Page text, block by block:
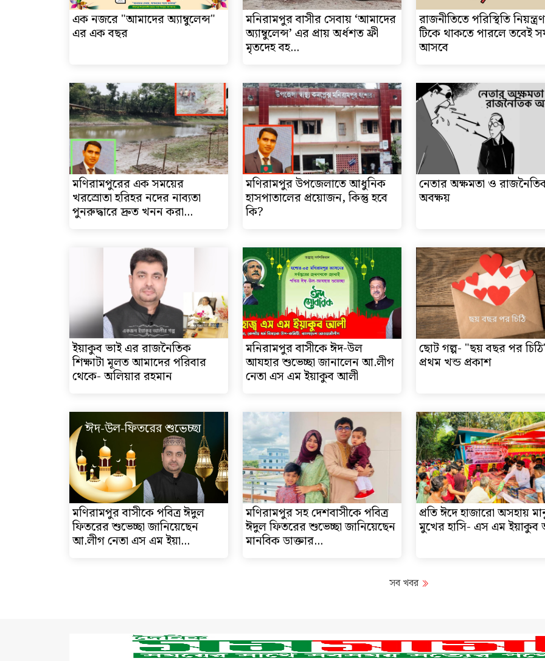
এক নজরে "আমাদের অ্যাম্বুলেন্স"
এর এক বছর
মনিরামপুর বাসীর সেবায় ‘আমাদের
অ্যাম্বুলেন্স’ এর প্রায় অর্ধশত ফ্রী
মৃতদেহ বহ...
রাজনীতিতে পরিস্থিতি
টিকে থাকতে পারলে তবেই
আসবে
মণিরামপুরের এক সময়ের
খরস্রোতা হরিহর নদের নাব্যতা
পুনরুদ্ধারে দ্রুত খনন করা...
মণিরামপুর উপজেলাতে আধুনিক
হাসপাতালের প্রয়োজন, কিন্তু হবে
কি?
নেতার অক্ষমতা ও
অবক্ষয়
ইয়াকুব ভাই এর রাজনৈতিক
শিক্ষাটা মূলত আমাদের পরিবার
থেকে- অলিয়ার রহমান
মনিরামপুর বাসীকে ঈদ-উল
আযহার শুভেচ্ছা জানালেন আ.লীগ
নেতা এস এম ইয়াকুব আলী
ছোট গল্প- "ছয় বছর পর
প্রথম খন্ড প্রকাশ
মণিরামপুর বাসীকে পবিত্র ঈদুল
ফিতরের শুভেচ্ছা জানিয়েছেন
আ.লীগ নেতা এস এম ইয়া...
মণিরামপুর সহ দেশবাসীকে পবিত্র
ঈদুল ফিতরের শুভেচ্ছা জানিয়েছেন
মানবিক ডাক্তার...
প্রতি ঈদে হাজারো অসহায়
মুখের হাসি- এস এম ইয়াকুব
সব খবর